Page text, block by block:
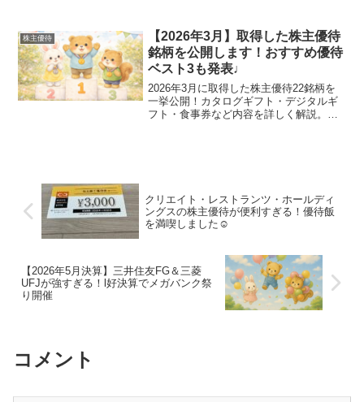
株主優待
【2026年3月】取得した株主優待
銘柄を公開します！おすすめ優待
ベスト3も発表♩
2026年3月に取得した株主優待22銘柄を
一挙公開！カタログギフト・デジタルギ
フト・食事券など内容を詳しく解説。お
クリエイト・レストランツ・ホールディ
ングスの株主優待が便利すぎる！優待飯
を満喫しました☺︎
【2026年5月決算】三井住友FG＆三菱
UFJが強すぎる！l好決算でメガバンク祭
り開催
コメント